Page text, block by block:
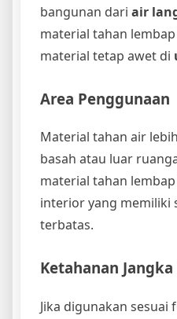
bangunan dari air
material tahan
material tetap awet di
Area Penggunaan
Material tahan air
basah atau luar
material tahan
interior yang memiliki
terbatas.
Ketahanan
Jika digunakan sesuai